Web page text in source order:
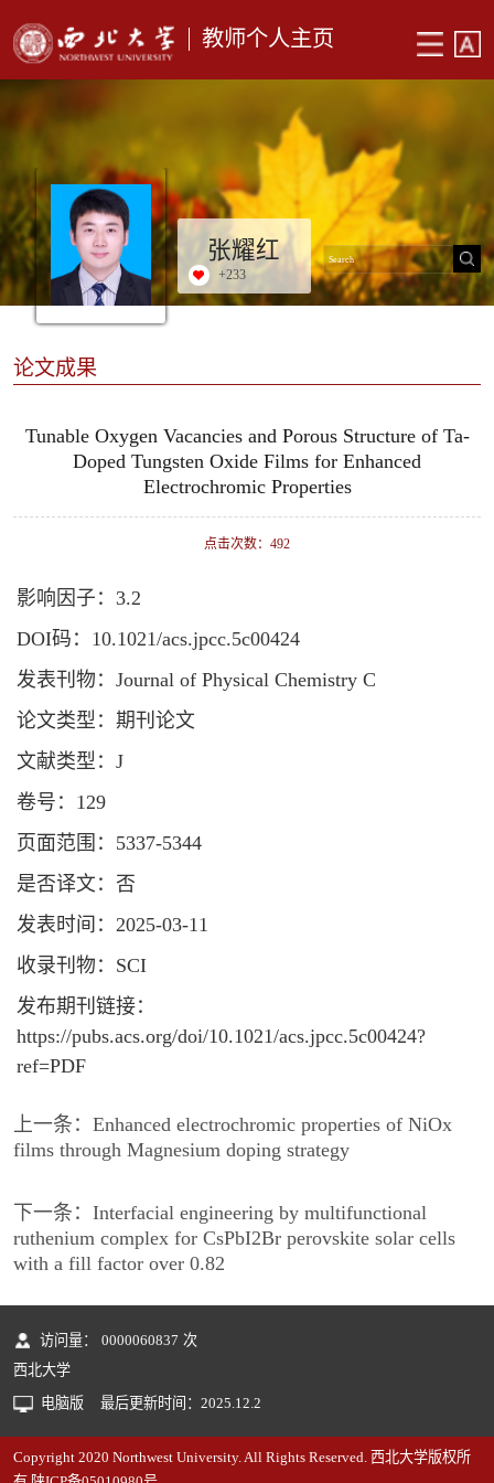
教师个人主页
张耀红
+233
论文成果
Tunable Oxygen Vacancies and Porous Structure of Ta-
Doped Tungsten Oxide Films for Enhanced
Electrochromic Properties
点击次数： 492
影响因子：3.2
DOI码：10.1021/acs.jpcc.5c00424
发表刊物：Journal of Physical Chemistry C
论文类型：期刊论文
文献类型：J
卷号：129
页面范围：5337-5344
是否译文：否
发表时间：2025-03-11
收录刊物：SCI
发布期刊链接：
https://pubs.acs.org/doi/10.1021/acs.jpcc.5c00424?
ref=PDF
上一条： Enhanced electrochromic properties of NiOx
films through Magnesium doping strategy
下一条： Interfacial engineering by multifunctional
ruthenium complex for CsPbI2Br perovskite solar cells
with a fill factor over 0.82
访问量： 0000060837 次
西北大学
电脑版
最后更新时间： 2025 12 2
Copyright 2020 Northwest University. All Rights Reserved. 西北大学版权所